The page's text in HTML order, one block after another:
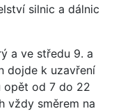
silnic a dálnic
a ve středu 9. a
dojde k uzavření
opět od 7 do 22
vždy směrem na